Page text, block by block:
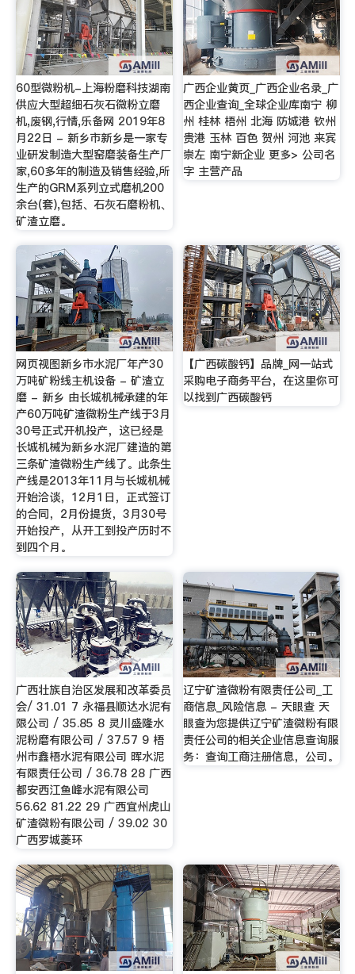
60型微粉机-上海粉磨科技湖南
供应大型超细石灰石微粉立磨
机,废钢,行情,乐备网 2019年8
月22日 - 新乡市新乡是一家专
业研发制造大型窑磨装备生产厂
家,60多年的制造及销售经验,所
生产的GRM系列立式磨机200
余台(套),包括、石灰石磨粉机、
矿渣立磨。
广西企业黄页_广西企业名录_广
西企业查询_全球企业库南宁 柳
州 桂林 梧州 北海 防城港 钦州
贵港 玉林 百色 贺州 河池 来宾
崇左 南宁新企业 更多> 公司名
字 主营产品
网页视图新乡市水泥厂年产30
万吨矿粉线主机设备 - 矿渣立
磨 - 新乡 由长城机械承建的年
产60万吨矿渣微粉生产线于3月
30号正式开机投产，这已经是
长城机械为新乡水泥厂建造的第
三条矿渣微粉生产线了。此条生
产线是2013年11月与长城机械
开始洽谈，12月1日，正式签订
的合同，2月份提货，3月30号
开始投产，从开工到投产历时不
到四个月。
【广西碳酸钙】品牌_网一站式
采购电子商务平台，在这里你可
以找到广西碳酸钙
广西壮族自治区发展和改革委员
会/ 31.01 7 永福县顺达水泥有
限公司 / 35.85 8 灵川盛隆水
泥粉磨有限公司 / 37.57 9 梧
州市鑫梧水泥有限公司 晖水泥
有限责任公司 / 36.78 28 广西
都安西江鱼峰水泥有限公司
56.62 81.22 29 广西宜州虎山
矿渣微粉有限公司 / 39.02 30
广西罗城菱环
辽宁矿渣微粉有限责任公司_工
商信息_风险信息 - 天眼查 天
眼查为您提供辽宁矿渣微粉有限
责任公司的相关企业信息查询服
务：查询工商注册信息，公司。